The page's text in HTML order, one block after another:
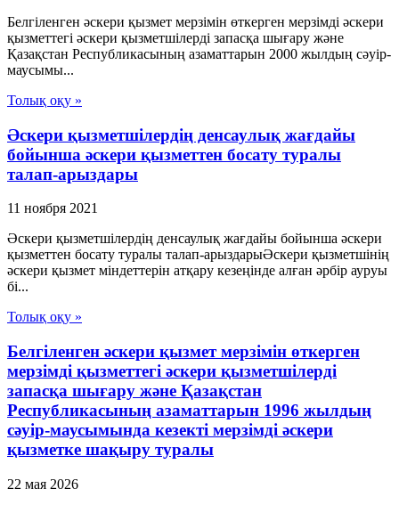
Белгіленген әскери қызмет мерзімін өткерген мерзімді әскери
қызметтегі әскери қызметшілерді запасқа шығару және
Қазақстан Республикасының азаматтарын 2000 жылдың сәуір-
маусымы...
Толық оқу »
Әскери қызметшілердің денсаулық жағдайы
бойынша әскери қызметтен босату туралы
талап-арыздары
11 ноября 2021
Әскери қызметшілердің денсаулық жағдайы бойынша әскери
қызметтен босату туралы талап-арыздарыӘскери қызметшінің
әскери қызмет міндеттерін атқару кезеңінде алған әрбір ауруы
бі...
Толық оқу »
Белгiленген әскери қызмет мерзiмiн өткерген
мерзiмдi қызметтегi әскери қызметшiлердi
запасқа шығару және Қазақстан
Республикасының азаматтарын 1996 жылдың
сәуiр-маусымында кезектi мерзiмдi әскери
қызметке шақыру туралы
22 мая 2026